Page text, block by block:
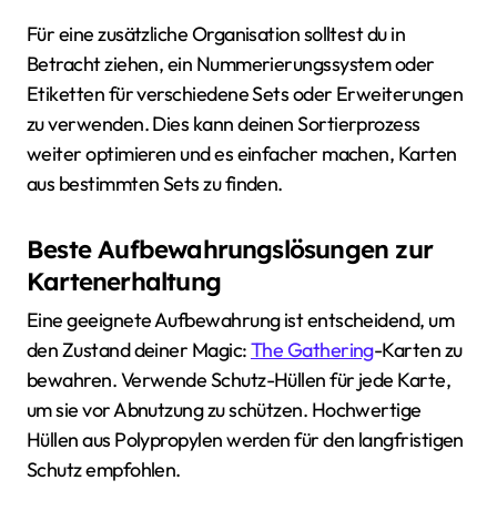
Für eine zusätzliche Organisation solltest du in
Betracht ziehen, ein Nummerierungssystem oder
Etiketten für verschiedene Sets oder Erweiterungen
zu verwenden. Dies kann deinen Sortierprozess
weiter optimieren und es einfacher machen, Karten
aus bestimmten Sets zu finden.
Beste Aufbewahrungslösungen zur
Kartenerhaltung
Eine geeignete Aufbewahrung ist entscheidend, um
den Zustand deiner Magic:The Gathering-Karten zu
bewahren. Verwende Schutz-Hüllen für jede Karte,
um sie vor Abnutzung zu schützen. Hochwertige
Hüllen aus Polypropylen werden für den langfristigen
Schutz empfohlen.